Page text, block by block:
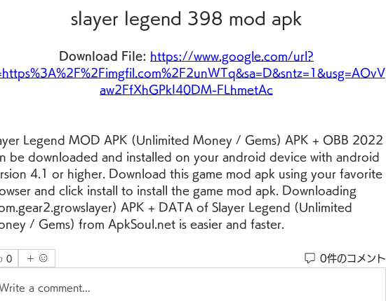
slayer legend 398 mod apk
Download File: https://www.google.com/url?
aw2FfXhGPkI40DM-FLhmetAc
Legend MOD APK (Unlimited Money / Gems) APK + OBB 2022
be downloaded and installed on your android device with android
4.1 or higher. Download this game mod apk using your favorite
and click install to install the game mod apk. Downloading
APK + DATA of Slayer Legend (Unlimited
/ Gems) from ApkSoul.net is easier and faster.
0 0件のコメント
a comment...